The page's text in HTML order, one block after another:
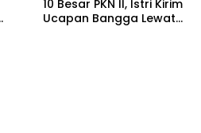
10 Besar PKN II, Istri Kirim
Ucapan Bangga Lewat